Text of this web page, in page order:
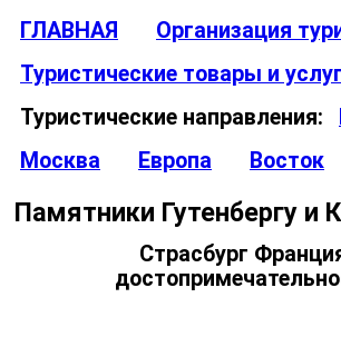
ГЛАВНАЯ
Организация
Туристические товары и
Туристические направления:
Москва
Европа Восток
Памятники Гутенбергу и
Страсбург